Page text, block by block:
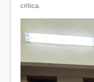
crítica.